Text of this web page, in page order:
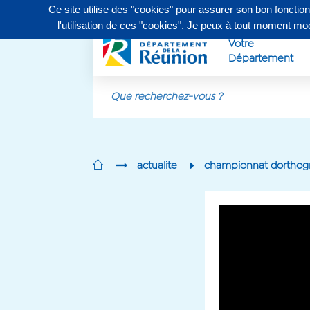
Contactez-nous au 0262 90 30 30, du lundi au
Votre
Département
actualite championnat
Ce site utilise des "cookies" pour assurer son bon
l'utilisation de ces "cookies". Je peux à tout moment